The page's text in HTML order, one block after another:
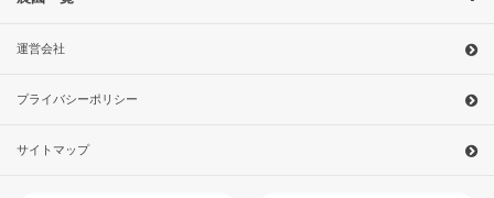
運営会社
プライバシーポリシー
サイトマップ